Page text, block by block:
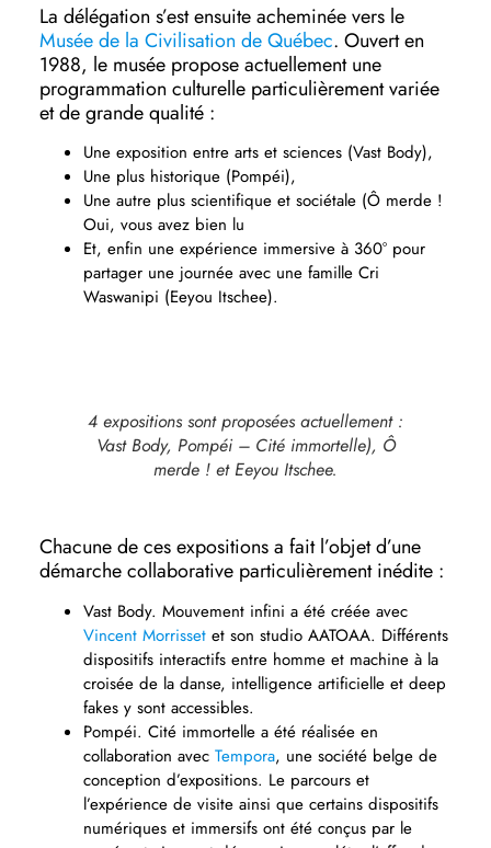
La délégation s’est ensuite acheminée vers le
Musée de la Civilisation de Québec. Ouvert en
1988, le musée propose actuellement une
programmation culturelle particulièrement variée
et de grande qualité :
Une exposition entre arts et sciences (Vast Body),
Une plus historique (Pompéi),
Une autre plus scientifique et sociétale (Ô merde !
Oui, vous avez bien lu
Et, enfin une expérience immersive à 360° pour
partager une journée avec une famille Cri
Waswanipi (Eeyou Itschee).
4 expositions sont proposées actuellement :
Vast Body, Pompéi – Cité immortelle), Ô
merde ! et Eeyou Itschee.
Chacune de ces expositions a fait l’objet d’une
démarche collaborative particulièrement inédite :
Vast Body. Mouvement infini a été créée avec
Vincent Morrissetet son studio AATOAA. Différents
dispositifs interactifs entre homme et machine à la
croisée de la danse, intelligence artificielle et deep
fakes y sont accessibles.
Pompéi. Cité immortelle a été réalisée en
collaboration avec Tempora, une société belge de
conception d’expositions. Le parcours et
l’expérience de visite ainsi que certains dispositifs
numériques et immersifs ont été conçus par le